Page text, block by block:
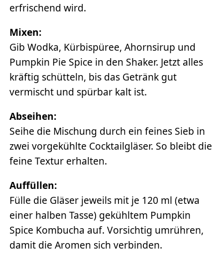
erfrischend wird.
Mixen:
Gib Wodka, Kürbispüree, Ahornsirup und
Pumpkin Pie Spice in den Shaker. Jetzt alles
kräftig schütteln, bis das Getränk gut
vermischt und spürbar kalt ist.
Abseihen:
Seihe die Mischung durch ein feines Sieb in
zwei vorgekühlte Cocktailgläser. So bleibt die
feine Textur erhalten.
Auffüllen:
Fülle die Gläser jeweils mit je 120 ml (etwa
einer halben Tasse) gekühltem Pumpkin
Spice Kombucha auf. Vorsichtig umrühren,
damit die Aromen sich verbinden.